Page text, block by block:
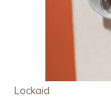
Lockaid